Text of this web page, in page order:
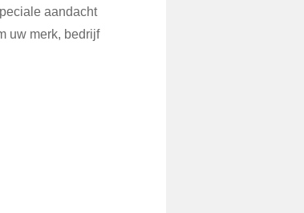
aandacht
uw merk, bedrijf